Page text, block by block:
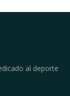
al deporte